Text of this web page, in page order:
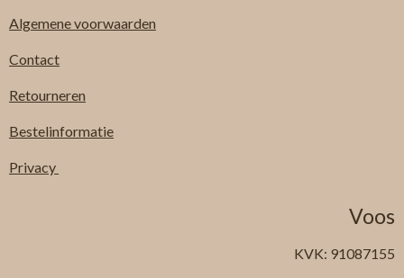
Algemenevoorwaarden
Contact
Retourneren
Bestelinformatie
Privacy
Voos
KVK: 91087155